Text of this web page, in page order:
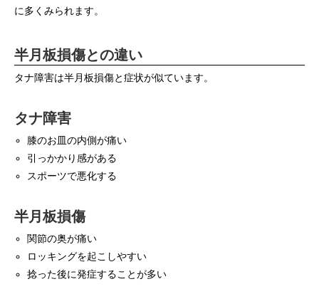
に多くみられます。
半月板損傷との違い
タナ障害は半月板損傷と症状が似ています。
タナ障害
膝のお皿の内側が痛い
引っかかり感がある
スポーツで悪化する
半月板損傷
関節の奥が痛い
ロッキングを起こしやすい
捻った後に発症することが多い